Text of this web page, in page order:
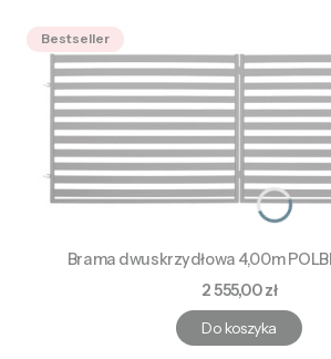
Bestseller
Brama dwuskrzydłowa 4,00m
Cena
2 555,00 zł
Do koszyka